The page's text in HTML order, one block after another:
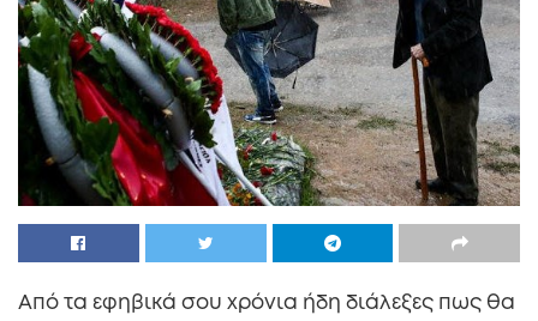
Από τα εφηβικά σου χρόνια ήδη διάλεξες πως θα